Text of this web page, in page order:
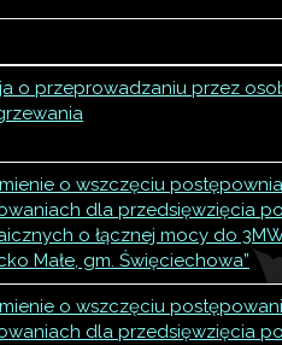
o przeprowadzaniu przez
o wszczęciu
dla przedsięwzięcia
o łącznej mocy do
Małe, gm. Święciechowa”
o wszczęciu
dla przedsięwzięcia